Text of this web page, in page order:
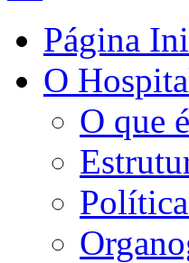
Página
O
O que